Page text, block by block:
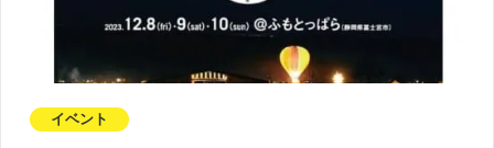
イベント